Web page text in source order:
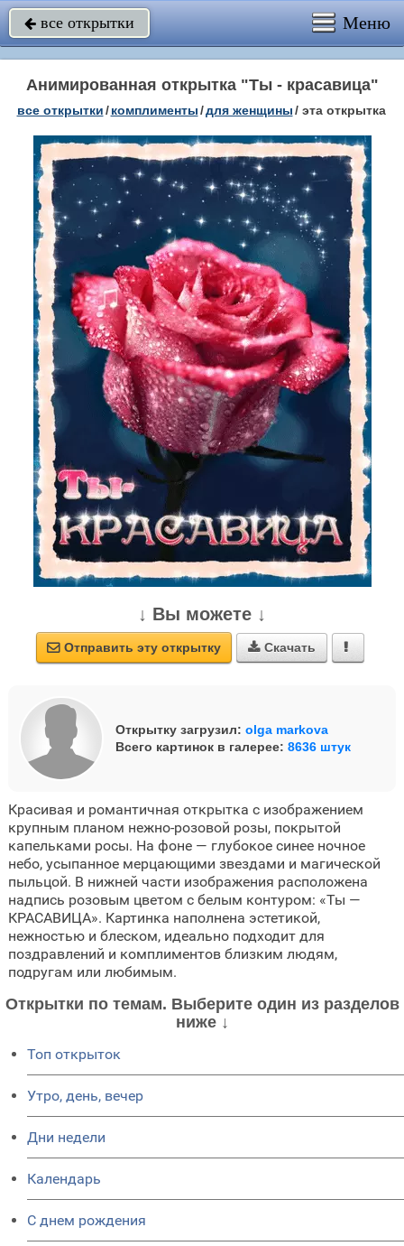
 все открытки Меню
Анимированная открытка "Ты - красавица"
все открытки/ комплименты/для женщины/ эта открытка
↓ Вы можете ↓
 Отправить эту открытку  Скачать 
Открытку загрузил: olga markova
Всего картинок в галерее: 8636 штук
Красивая и романтичная открытка с изображением
крупным планом нежно-розовой розы, покрытой
капельками росы. На фоне — глубокое синее ночное
небо, усыпанное мерцающими звездами и магической
пыльцой. В нижней части изображения расположена
надпись розовым цветом с белым контуром: «Ты —
КРАСАВИЦА». Картинка наполнена эстетикой,
нежностью и блеском, идеально подходит для
поздравлений и комплиментов близким людям,
подругам или любимым.
Открытки по темам. Выберите один из разделов
ниже ↓
Топ открыток
Утро, день, вечер
Дни недели
Календарь
C днем рождения